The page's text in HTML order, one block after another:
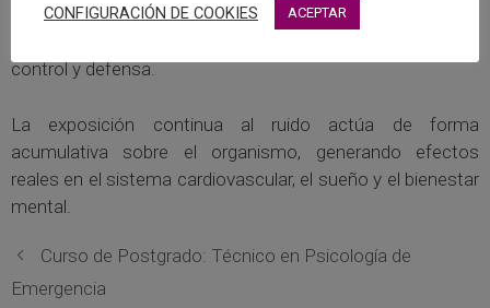
afecta al organismo, cómo se mide, cuáles son sus
control y defensa.
La exposición continua al ruido actúa de forma
acumulativa sobre el organismo, generando efectos
reales en el sistema cardiovascular, el sueño y el bienestar
mental.
Curso de Postgrado: Técnico en Psicología de
Emergencia
CONFIGURACIÓN DE COOKIES ACEPTAR